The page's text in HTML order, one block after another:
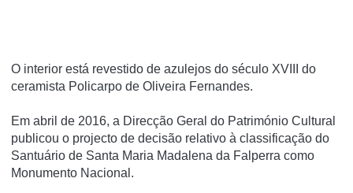
O interior está revestido de azulejos do século XVIII do
ceramista Policarpo de Oliveira Fernandes.
Em abril de 2016, a Direcção Geral do Património Cultural
publicou o projecto de decisão relativo à classificação do
Santuário de Santa Maria Madalena da Falperra como
Monumento Nacional.